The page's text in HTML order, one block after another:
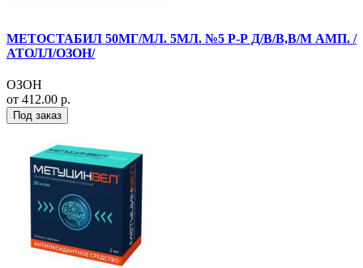
МЕТОСТАБИЛ 50МГ/МЛ. 5МЛ. №5 Р-Р Д/В/В,В/М АМП. /
АТОЛЛ/ОЗОН/
ОЗОН
от 412.00 р.
Под заказ